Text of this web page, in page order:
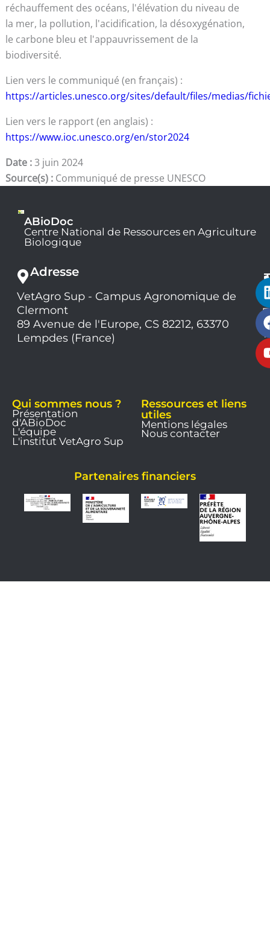
réchauffement des océans, l'élévation du niveau de
la mer, la pollution, l'acidification, la désoxygénation,
le carbone bleu et l'appauvrissement de la
biodiversité.
Lien vers le communiqué (en français) :
https://articles.unesco.org/sites/default/files/medias/
Lien vers le rapport (en anglais) :
https://www.ioc.unesco.org/en/stor2024
Date :3 juin 2024
Source(s) : Communiqué de presse UNESCO
ABioDoc
Centre National de Ressources en Agriculture
Biologique
Adresse
VetAgro Sup - Campus Agronomique de
Clermont
89 Avenue de l'Europe, CS 82212, 63370
Lempdes (France)
Qui sommes nous ?
Présentation
d'ABioDoc
L'équipe
L'institut VetAgro Sup
Ressources et liens
utiles
Mentions légales
Nous contacter
Partenaires financiers